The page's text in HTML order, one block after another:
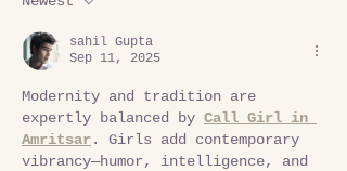
sahil Gupta
Sep 11, 2025
Modernity and tradition are
expertly balanced by Call Girl in
Amritsar. Girls add contemporary
vibrancy—humor, intelligence, and